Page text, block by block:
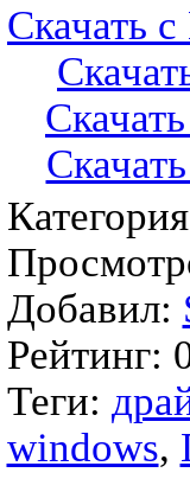
Скачать
Категория
Добавил:
Рейтинг:
Теги:
windows,